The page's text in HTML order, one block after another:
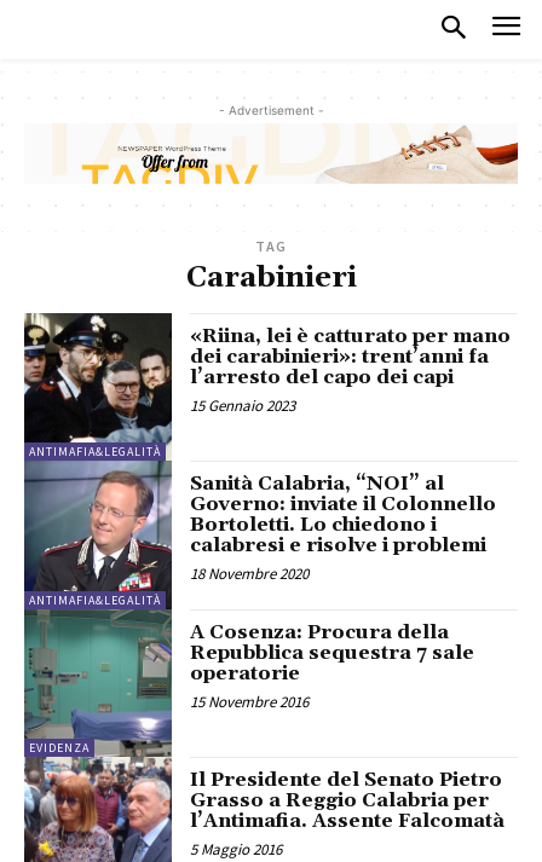
- Advertisement -
TAG
Carabinieri
ANTIMAFIA&LEGALITÀ
«Riina, lei è catturato per mano
dei carabinieri»: trent’anni fa
l’arresto del capo dei capi
15 Gennaio 2023
ANTIMAFIA&LEGALITÀ
Sanità Calabria, “NOI” al
Governo: inviate il Colonnello
Bortoletti. Lo chiedono i
calabresi e risolve i problemi
18 Novembre 2020
EVIDENZA
A Cosenza: Procura della
Repubblica sequestra 7 sale
operatorie
15 Novembre 2016
Il Presidente del Senato Pietro
Grasso a Reggio Calabria per
l’Antimafia. Assente Falcomatà
5 Maggio 2016